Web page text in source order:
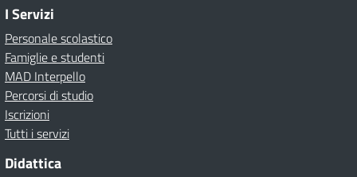
I Servizi
Personale scolastico
Famiglie e studenti
MAD Interpello
Percorsi di studio
Iscrizioni
Tutti i servizi
Didattica